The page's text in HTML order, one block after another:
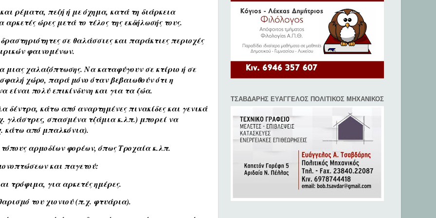
ρέματα, πεζή ή με όχημα, κατά τη διάρκεια
ώρες μετά το τέλος της εκδήλωσής τους.
σε θαλάσσιες και παράκτιες περιοχές
φαινομένων.
χαλαζόπτωσης. Να καταφύγουν σε κτίριο ή σε
χώρο, παρά μόνο όταν βεβαιωθούν ότι η
πολύ επικίνδυνη και για τα ζώα.
κάτω από αναρτημένες πινακίδες και γενικά
γλάστρες, σπασμένα τζάμια κ.λπ.) μπορεί να
κάτω από μπαλκόνια).
αρμοδίων φορέων, όπως Τροχαία κ.λπ.
και παγετού:
τρόφιμα, για αρκετές ημέρες.
του χιονιού (π.χ. φτυάρια).
ΤΣΑΒΔΑΡΗΣ ΕΥΑΓΓΕΛΟΣ ΠΟΛΙΤΙΚΟΣ ΜΗΧΑΝΙΚΟΣ